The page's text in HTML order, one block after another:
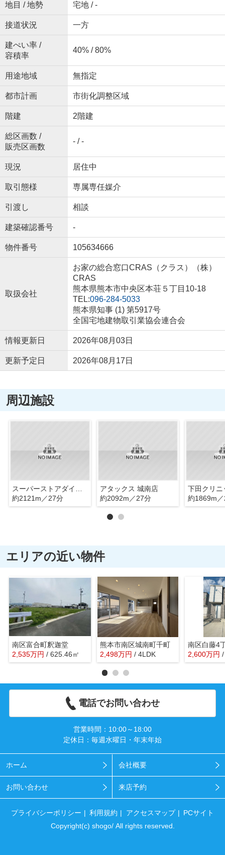
地目 / 地勢 宅地 / -
接道状況 一方
建ぺい率 /
容積率
40% / 80%
用途地域 無指定
都市計画 市街化調整区域
階建 2階建
総区画数 /
販売区画数
- / -
現況 居住中
取引態様 専属専任媒介
引渡し 相談
建築確認番号 -
物件番号 105634666
取扱会社
お家の総合窓口CRAS（クラス）（株）
CRAS
熊本県熊本市中央区本荘５丁目10-18
TEL:096-284-5033
熊本県知事 (1) 第5917号
全国宅地建物取引業協会連合会
情報更新日 2026年08月03日
更新予定日 2026年08月17日
周辺施設
約2121m／27分
アタックス 城南店
約2092m／27分
下田クリニ
約1869m
エリアの近い物件
南区富合町釈迦堂
2,535万円 / 625.46㎡
熊本市南区城南町千町
2,498万円 / 4LDK
南区白藤4
2,600万円
電話でお問い合わせ
営業時間：10:00～18:00
定休日：毎週水曜日・年末年始
ホーム 会社概要
お問い合わせ 来店予約
プライバシーポリシー 利用規約 アクセスマップ
PCサイト
Copyright(c) shogo/ All rights reserved.